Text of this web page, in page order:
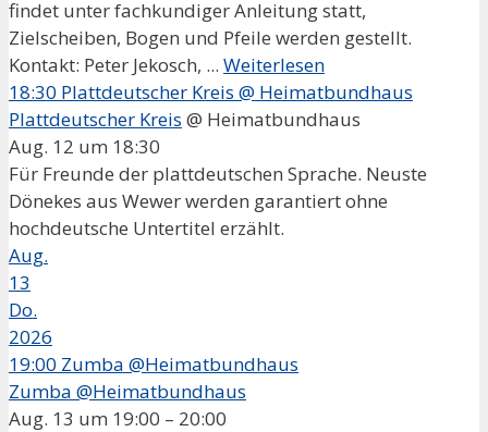
findet unter fachkundiger Anleitung statt,
Zielscheiben, Bogen und Pfeile werden gestellt.
Kontakt: Peter Jekosch, ... Weiterlesen
18:30 Plattdeutscher Kreis @ Heimatbundhaus
Plattdeutscher Kreis @ Heimatbundhaus
Aug. 12 um 18:30
Für Freunde der plattdeutschen Sprache. Neuste
Dönekes aus Wewer werden garantiert ohne
hochdeutsche Untertitel erzählt.
Aug.
13
Do.
2026
19:00 Zumba @Heimatbundhaus
Zumba @Heimatbundhaus
Aug. 13 um 19:00 – 20:00